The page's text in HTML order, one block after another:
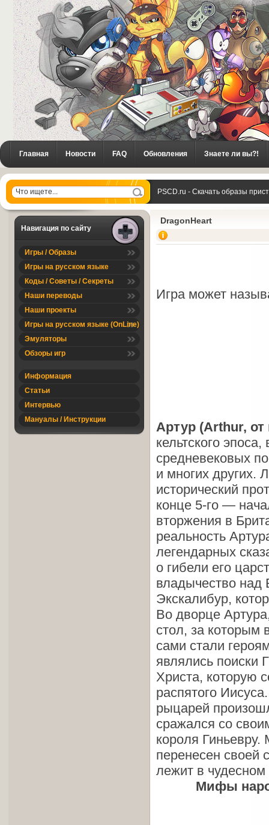
Главная Новости FAQ Обновления Знаете ли вы?!
PSCD.ru - Скачать образы
DragonHeart
Навигация по сайту
Игры / Образы
Игры на русском языке
Коды / Советы / Секреты
Наши переводы
Наши проекты
Игры на русском языке (OnLine)
Эмуляторы
Обзоры игр
Информация
Статьи
Интервью
Мануалы / Инструкции
DragonHeart
Игра может
Артур (Arthur, от
кельтского
средневековых
и многих других.
исторический
конце 5-го —
вторжения в
реальность
легендарных
о гибели его
владычество над
Экскалибур,
Во дворце
стол, за которым
сами стали
являлись поиски
Христа, которую
распятого
рыцарей
сражался со
короля
перенесен своей
лежит в
Мифы